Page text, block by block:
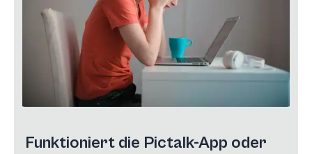
Funktioniert die Pictalk-App oder